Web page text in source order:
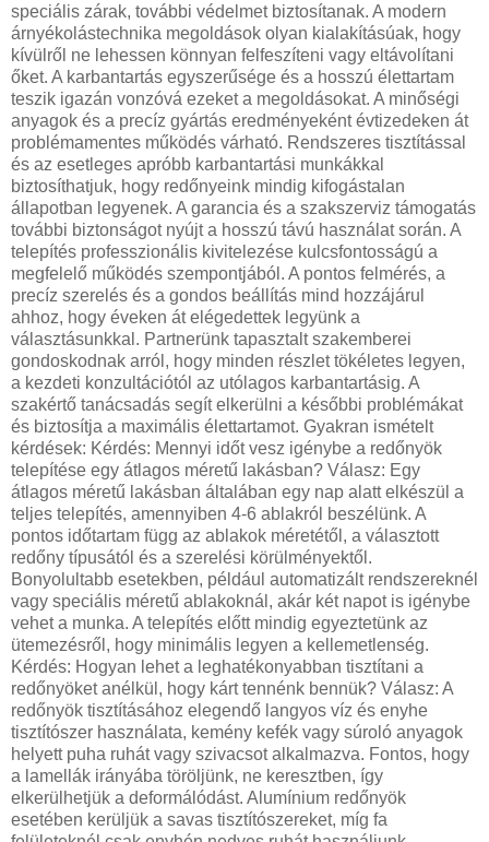
speciális zárak, további védelmet biztosítanak. A modern
árnyékolástechnika megoldások olyan kialakításúak, hogy
kívülről ne lehessen könnyan felfeszíteni vagy eltávolítani
őket. A karbantartás egyszerűsége és a hosszú élettartam
teszik igazán vonzóvá ezeket a megoldásokat. A minőségi
anyagok és a precíz gyártás eredményeként évtizedeken át
problémamentes működés várható. Rendszeres tisztítással
és az esetleges apróbb karbantartási munkákkal
biztosíthatjuk, hogy redőnyeink mindig kifogástalan
állapotban legyenek. A garancia és a szakszerviz támogatás
további biztonságot nyújt a hosszú távú használat során. A
telepítés professzionális kivitelezése kulcsfontosságú a
megfelelő működés szempontjából. A pontos felmérés, a
precíz szerelés és a gondos beállítás mind hozzájárul
ahhoz, hogy éveken át elégedettek legyünk a
választásunkkal. Partnerünk tapasztalt szakemberei
gondoskodnak arról, hogy minden részlet tökéletes legyen,
a kezdeti konzultációtól az utólagos karbantartásig. A
szakértő tanácsadás segít elkerülni a későbbi problémákat
és biztosítja a maximális élettartamot. Gyakran ismételt
kérdések: Kérdés: Mennyi időt vesz igénybe a redőnyök
telepítése egy átlagos méretű lakásban? Válasz: Egy
átlagos méretű lakásban általában egy nap alatt elkészül a
teljes telepítés, amennyiben 4-6 ablakról beszélünk. A
pontos időtartam függ az ablakok méretétől, a választott
redőny típusától és a szerelési körülményektől.
Bonyolultabb esetekben, például automatizált rendszereknél
vagy speciális méretű ablakoknál, akár két napot is igénybe
vehet a munka. A telepítés előtt mindig egyeztetünk az
ütemezésről, hogy minimális legyen a kellemetlenség.
Kérdés: Hogyan lehet a leghatékonyabban tisztítani a
redőnyöket anélkül, hogy kárt tennénk bennük? Válasz: A
redőnyök tisztításához elegendő langyos víz és enyhe
tisztítószer használata, kemény kefék vagy súroló anyagok
helyett puha ruhát vagy szivacsot alkalmazva. Fontos, hogy
a lamellák irányába töröljünk, ne keresztben, így
elkerülhetjük a deformálódást. Alumínium redőnyök
esetében kerüljük a savas tisztítószereket, míg fa